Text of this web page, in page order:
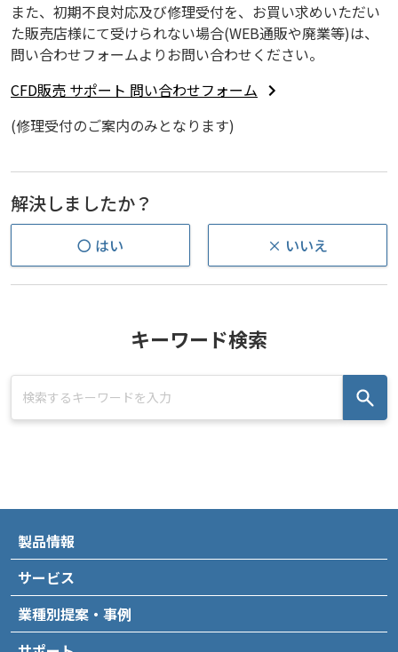
また、初期不良対応及び修理受付を、お買い求めいただい
た販売店様にて受けられない場合(WEB通販や廃業等)は、
問い合わせフォームよりお問い合わせください。
CFD販売 サポート 問い合わせフォーム
(修理受付のご案内のみとなります)
解決しましたか？
〇 はい × いいえ
キーワード検索
製品情報
サービス
業種別提案・事例